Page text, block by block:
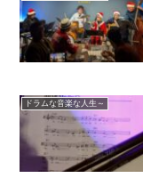
ドラムな音楽な人生～